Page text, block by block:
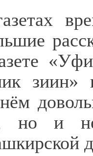
зиин»
но и